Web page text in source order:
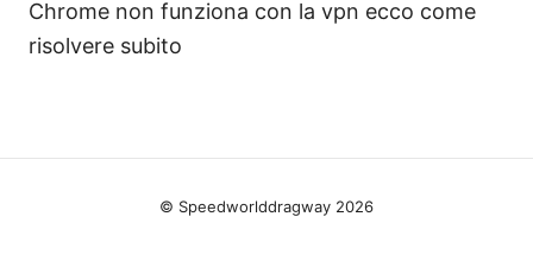
Chrome non funziona con la vpn ecco come
risolvere subito
© Speedworlddragway 2026